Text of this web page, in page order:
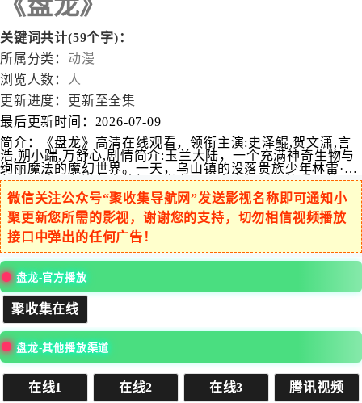
关键词共计(59个字)：
所属分类： 动漫
浏览人数：
人
更新进度：
更新至全集
最后更新时间： 2026-07-09
简介：
《盘龙》高清在线观看，领衔主演:史泽鲲,贺文潇,言
浩,朔小踹,万舒心,剧情简介:玉兰大陆，一个充满神奇生物与
绚丽魔法的魔幻世界。一天，乌山镇的没落贵族少年林雷·巴
鲁克，踏入布满灰尘的祖屋当中，无意中得到一枚看似普通
的戒指——盘龙戒指，从此他的人生发生了转变。在戒灵德
林·柯沃特的帮助下，林雷开启了自己的传奇之旅，一个伟大
魔法师由此诞生。从小镇走出的少年凭着其拼搏奋斗、自强
不息的精神，不断迈向更高境界，在一次次游走于生死之间
的磨砺中，一步步走向强者巅峰。
微信关注公众号“聚收集导航网”发送影视名称即可通知小
聚更新您所需的影视，谢谢您的支持，切勿相信视频播放
接口中弹出的任何广告！
盘龙-官方播放
聚收集在线
盘龙-其他播放渠道
在线1 在线2 在线3 腾讯视频